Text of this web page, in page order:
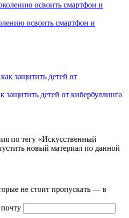
освоить смартфон и
защитить детей от кибербуллинга
по тегу «Искусственный
новый материал по данной
не стоит пропускать — в